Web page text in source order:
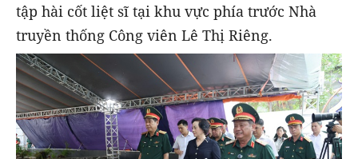
tập hài cốt liệt sĩ tại khu vực phía trước Nhà
truyền thống Công viên Lê Thị Riêng.